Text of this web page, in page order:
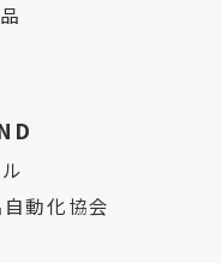
動化協会